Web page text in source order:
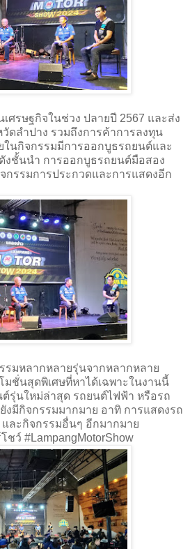
ษฐกิจในช่วง ปลายปี 2567 และส่ง
วัดลำปาง รวมถึงการค้าการลงทุน
ในกิจกรรมมีการออกบูธรถยนต์และ
งชั้นนำ การออกบูธรถยนต์มือสอง
รรมการประกวดและการแสดงอีก
รมหลากหลายรุ่นจากหลากหลาย
ชั่นสุดพิเศษที่หาได้เฉพาะในงานนี้
ต์รุ่นใหม่ล่าสุด รถยนต์ไฟฟ้า หรือรถ
มีกิจกรรมมากมาย อาทิ การแสดงรถ
ละกิจกรรมอื่นๆ อีกมากมาย
ชว์ #LampangMotorShow